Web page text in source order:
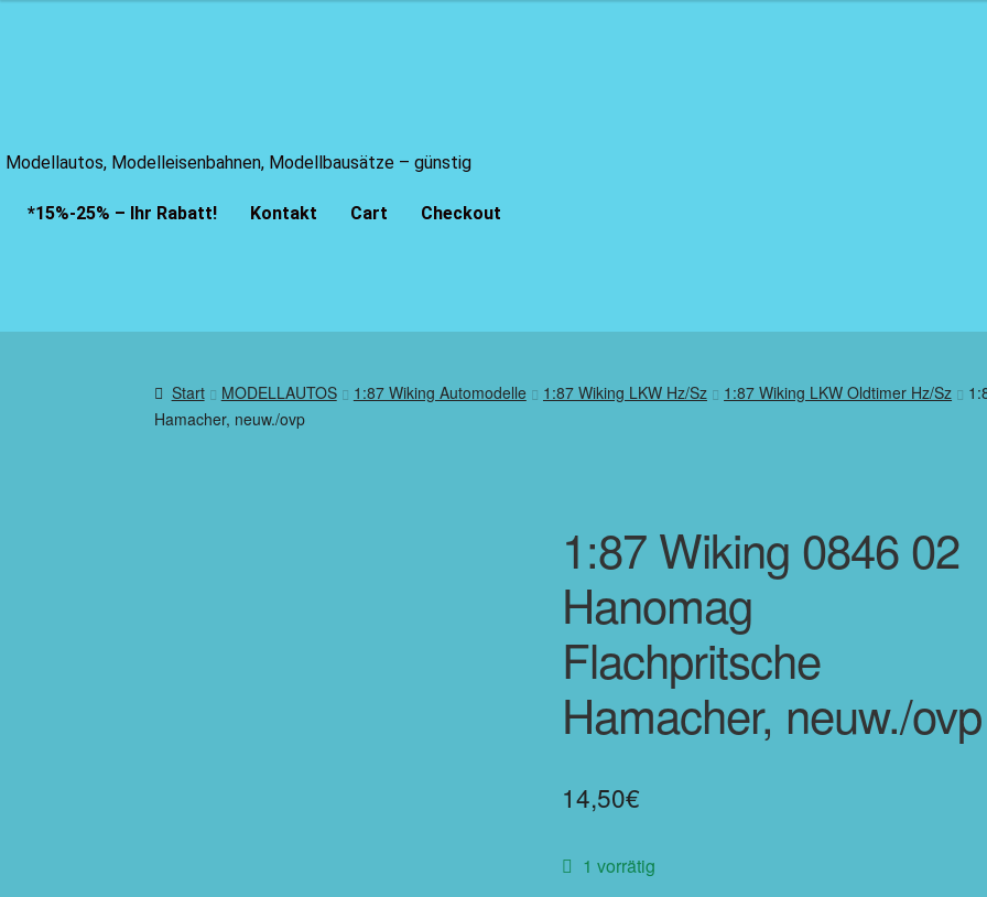
Modellautos, Modelleisenbahnen, Modellbausätze – günstig
*15%-25% – Ihr Rabatt! Kontakt Cart Checkout
Start MODELLAUTOS 1:87 Wiking Automodelle 1:87 Wiking LKW Hz/Sz 1:87 Wiking LKW Oldtimer Hz/Sz
Hamacher, neuw./ovp
1:87 Wiking 0846 02
Hanomag
Flachpritsche
Hamacher, neuw./ovp
14,50€
1 vorrätig